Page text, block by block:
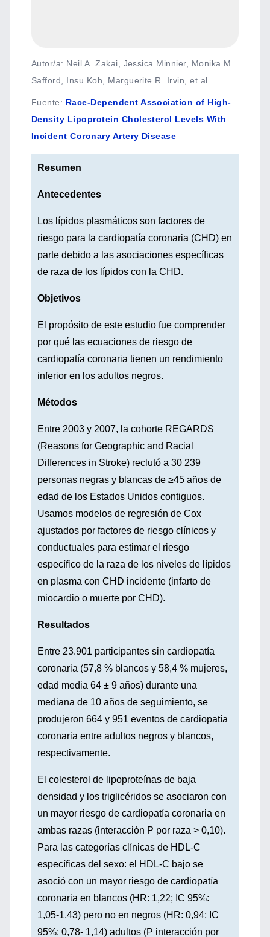
Autor/a: Neil A. Zakai, Jessica Minnier, Monika M.
Safford, Insu Koh, Marguerite R. Irvin, et al.
Fuente: Race-Dependent Association of High-
Density Lipoprotein Cholesterol Levels With
Incident Coronary Artery Disease
Resumen
Antecedentes
Los lípidos plasmáticos son factores de
riesgo para la cardiopatía coronaria (CHD) en
parte debido a las asociaciones específicas
de raza de los lípidos con la CHD.
Objetivos
El propósito de este estudio fue comprender
por qué las ecuaciones de riesgo de
cardiopatía coronaria tienen un rendimiento
inferior en los adultos negros.
Métodos
Entre 2003 y 2007, la cohorte REGARDS
(Reasons for Geographic and Racial
Differences in Stroke) reclutó a 30 239
personas negras y blancas de ≥45 años de
edad de los Estados Unidos contiguos.
Usamos modelos de regresión de Cox
ajustados por factores de riesgo clínicos y
conductuales para estimar el riesgo
específico de la raza de los niveles de lípidos
en plasma con CHD incidente (infarto de
miocardio o muerte por CHD).
Resultados
Entre 23.901 participantes sin cardiopatía
coronaria (57,8 % blancos y 58,4 % mujeres,
edad media 64 ± 9 años) durante una
mediana de 10 años de seguimiento, se
produjeron 664 y 951 eventos de cardiopatía
coronaria entre adultos negros y blancos,
respectivamente.
El colesterol de lipoproteínas de baja
densidad y los triglicéridos se asociaron con
un mayor riesgo de cardiopatía coronaria en
ambas razas (interacción P por raza > 0,10).
Para las categorías clínicas de HDL-C
específicas del sexo: el HDL-C bajo se
asoció con un mayor riesgo de cardiopatía
coronaria en blancos (HR: 1,22; IC 95%:
1,05-1,43) pero no en negros (HR: 0,94; IC
95%: 0,78- 1,14) adultos (P interacción por